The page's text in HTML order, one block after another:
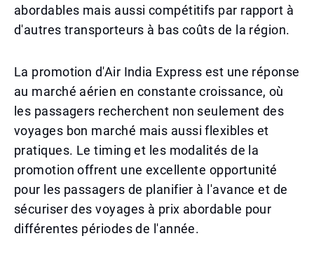
abordables mais aussi compétitifs par rapport à
d'autres transporteurs à bas coûts de la région.
La promotion d'Air India Express est une réponse
au marché aérien en constante croissance, où
les passagers recherchent non seulement des
voyages bon marché mais aussi flexibles et
pratiques. Le timing et les modalités de la
promotion offrent une excellente opportunité
pour les passagers de planifier à l'avance et de
sécuriser des voyages à prix abordable pour
différentes périodes de l'année.